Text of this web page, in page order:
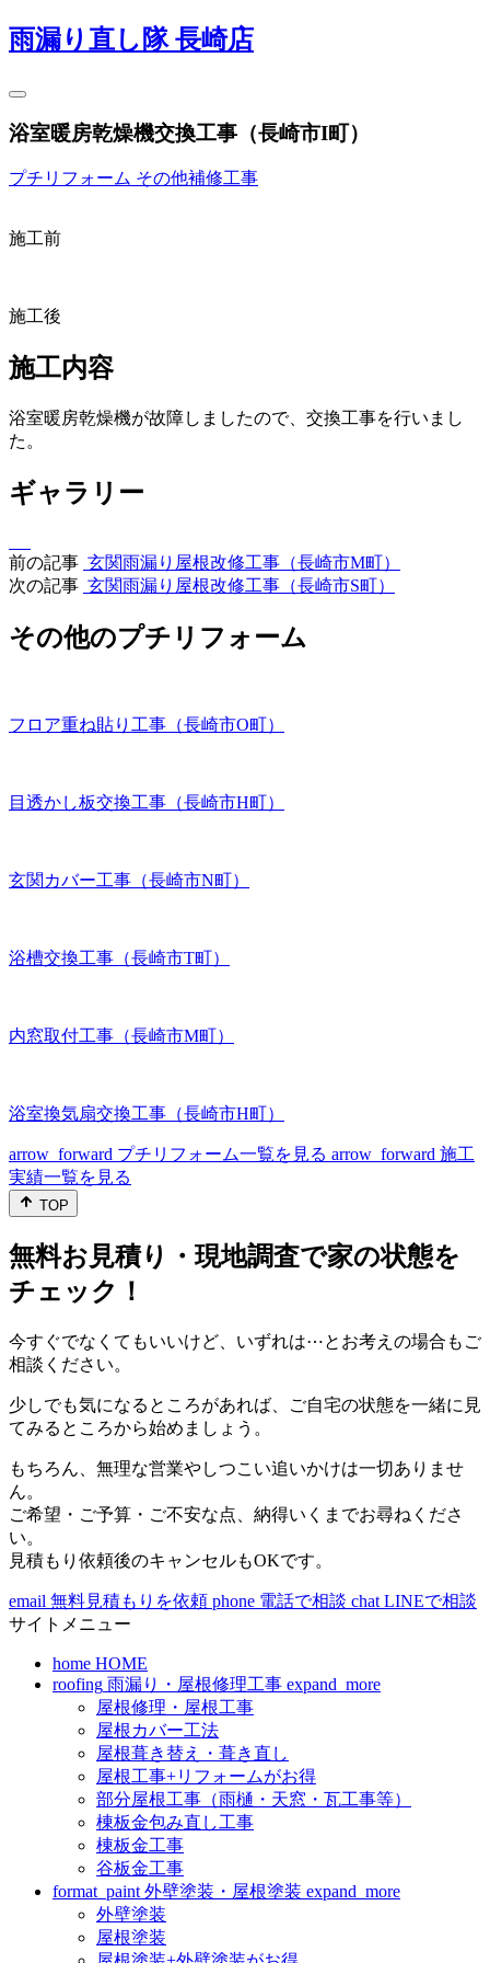
雨漏り直し隊 長崎店
浴室暖房乾燥機交換工事（長崎市I町）
プチリフォーム その他補修工事
施工前
施工後
施工内容
浴室暖房乾燥機が故障しましたので、交換工事を行いまし
た。
ギャラリー
前の記事 玄関雨漏り屋根改修工事（長崎市M町）
次の記事 玄関雨漏り屋根改修工事（長崎市S町）
その他のプチリフォーム
フロア重ね貼り工事（長崎市O町）
目透かし板交換工事（長崎市H町）
玄関カバー工事（長崎市N町）
浴槽交換工事（長崎市T町）
内窓取付工事（長崎市M町）
浴室換気扇交換工事（長崎市H町）
arrow_forward プチリフォーム一覧を見る arrow_forward 施工
実績一覧を見る
TOP
無料お見積り・現地調査で家の状態を
チェック！
今すぐでなくてもいいけど、いずれは⋯とお考えの場合もご
相談ください。
少しでも気になるところがあれば、ご自宅の状態を一緒に見
てみるところから始めましょう。
もちろん、無理な営業やしつこい追いかけは一切ありませ
ん。
ご希望・ご予算・ご不安な点、納得いくまでお尋ねくださ
い。
見積もり依頼後のキャンセルもOKです。
email 無料見積もりを依頼 phone 電話で相談 chat LINEで相談
サイトメニュー
home HOME
roofing 雨漏り・屋根修理工事 expand_more
屋根修理・屋根工事
屋根カバー工法
屋根葺き替え・葺き直し
屋根工事+リフォームがお得
部分屋根工事（雨樋・天窓・瓦工事等）
棟板金包み直し工事
棟板金工事
谷板金工事
format_paint 外壁塗装・屋根塗装 expand_more
外壁塗装
屋根塗装